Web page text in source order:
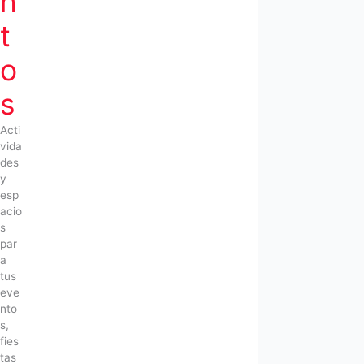
t
o
s
Acti
vida
des
y
esp
acio
s
par
a
tus
eve
nto
s,
fies
tas